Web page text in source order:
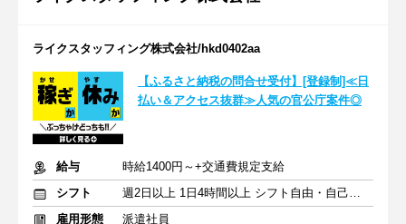
ライクスタッフィング株式会社/hkd0402aa
【ふるさと納税の問合せ受付】[登録制]≪日
払い＆アクセス抜群≫人気の官公庁案件◎
給与
時給1400円～+交通費規定支給
シフト
週2日以上 1日4時間以上 シフト自由・自己申告
雇用形態
派遣社員